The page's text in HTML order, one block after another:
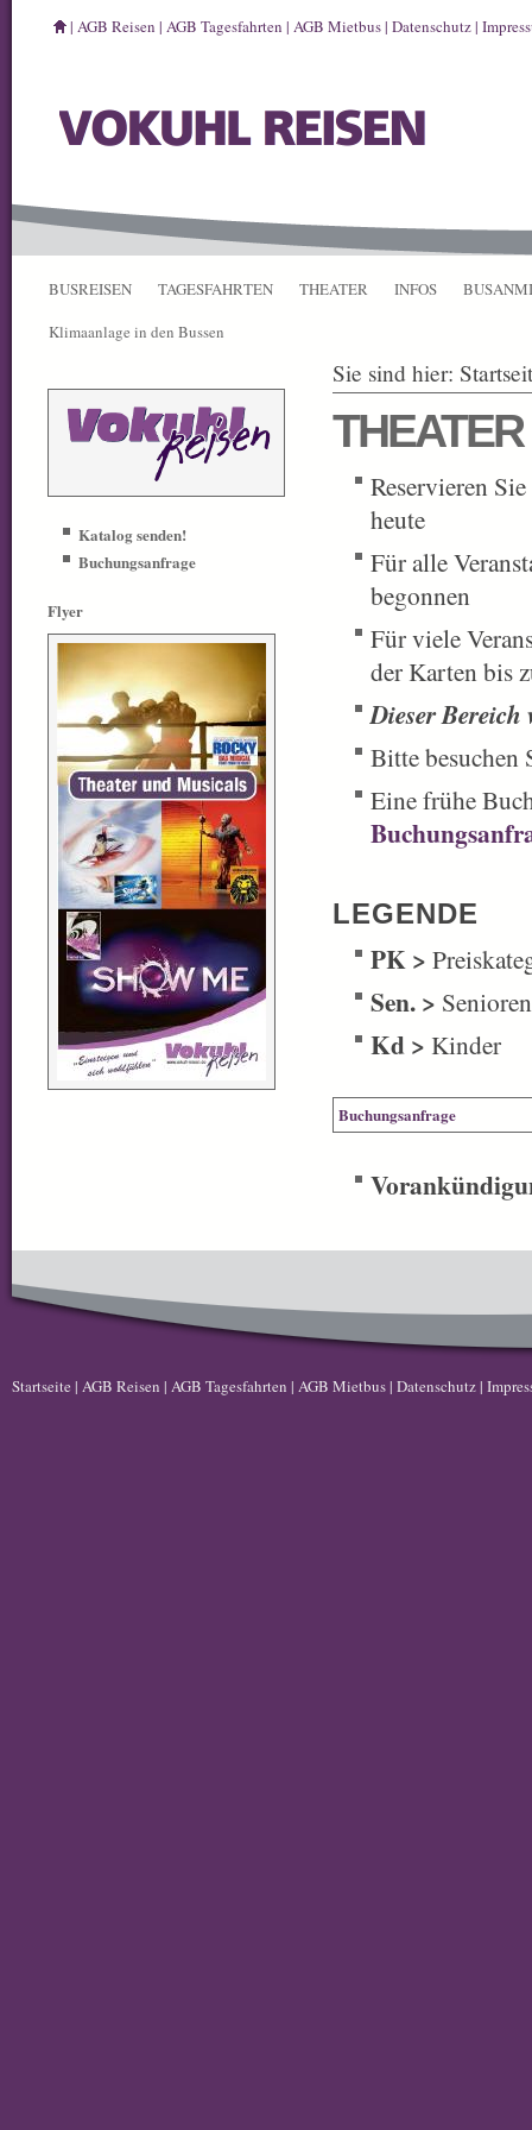
| AGB Reisen | AGB Tagesfahrten | AGB Mietbus| Datenschutz|
BUSREISEN TAGESFAHRTEN THEATER INFOS
Klimaanlage in den Bussen
Sie sind hier:
THEATER
Reservieren
heute
Für alle
begonnen
Für viele
der Karten bis
Dieser
Bitte besuchen
Eine frühe
LEGENDE
PK >
Sen. >
Kd > Kinder
Buchungsanfrage
Katalog senden!
Buchungsanfrage
Flyer
Startseite | AGB Reisen | AGB Tagesfahrten | AGB Mietbus| Datenschutz|